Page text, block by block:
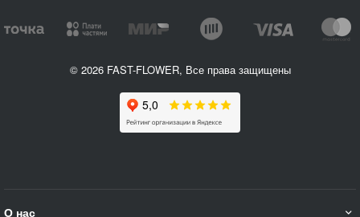
© 2026 FAST-FLOWER, Все права защищены
О нас